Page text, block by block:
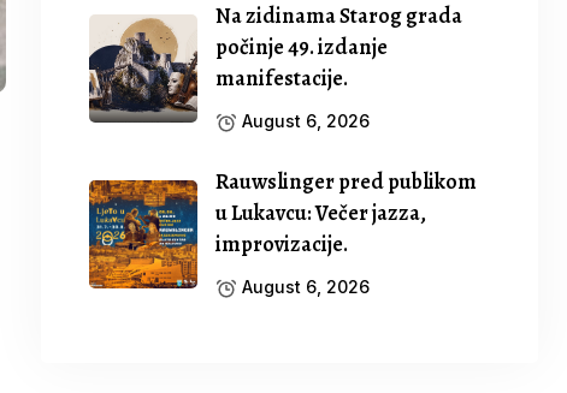
Na zidinama Starog grada
počinje 49. izdanje
manifestacije.
August 6, 2026
Rauwslinger pred publikom
u Lukavcu: Večer jazza,
improvizacije.
August 6, 2026